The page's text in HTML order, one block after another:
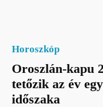
Horoszkóp
Oroszlán-kapu
tetőzik az év
időszaka